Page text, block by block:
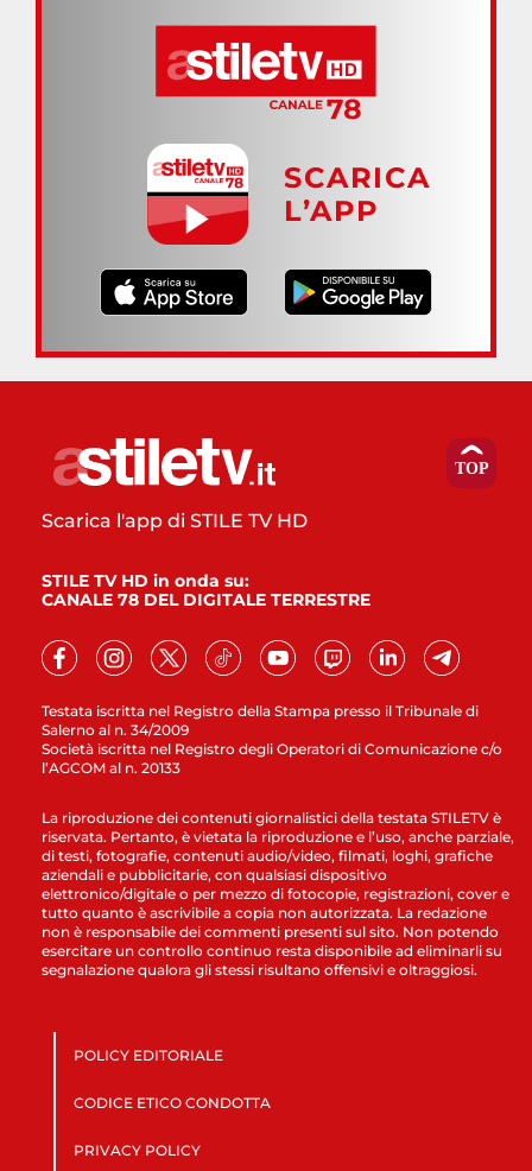
SCARICA
L’APP
Testata iscritta nel Registro della Stampa presso il Tribunale di
Salerno al n. 34/2009
Società iscritta nel Registro degli Operatori di Comunicazione c/o
l’AGCOM al n. 20133
Scarica l'app di STILE TV HD
STILE TV HD in onda su:
CANALE 78 DEL DIGITALE TERRESTRE
La riproduzione dei contenuti giornalistici della testata STILETV è
riservata. Pertanto, è vietata la riproduzione e l’uso, anche parziale,
di testi, fotografie, contenuti audio/video, filmati, loghi, grafiche
aziendali e pubblicitarie, con qualsiasi dispositivo
elettronico/digitale o per mezzo di fotocopie, registrazioni, cover e
tutto quanto è ascrivibile a copia non autorizzata. La redazione
non è responsabile dei commenti presenti sul sito. Non potendo
esercitare un controllo continuo resta disponibile ad eliminarli su
segnalazione qualora gli stessi risultano offensivi e oltraggiosi.
POLICY EDITORIALE
CODICE ETICO CONDOTTA
PRIVACY POLICY